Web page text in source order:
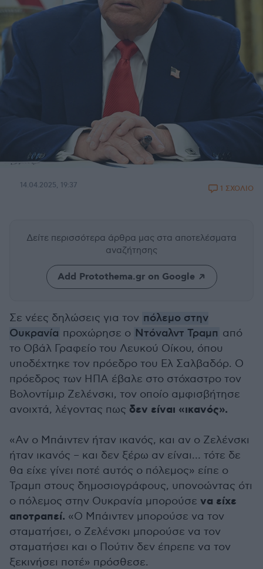
14.04.2025, 19:37 1 ΣΧΟΛΙΟ
Δείτε περισσότερα άρθρα μας στα αποτελέσματα
αναζήτησης
Add Protothema.gr on Google
Σε νέες δηλώσεις για τον πόλεμο στην
Ουκρανία προχώρησε ο Ντόναλντ Τραμπ από
το Οβάλ Γραφείο του Λευκού Οίκου, όπου
υποδέχτηκε τον πρόεδρο του Ελ Σαλβαδόρ. Ο
πρόεδρος των ΗΠΑ έβαλε στο στόχαστρο τον
Βολοντίμιρ Ζελένσκι, τον οποίο αμφισβήτησε
ανοιχτά, λέγοντας πως δεν είναι «ικανός».
«Αν ο Μπάιντεν ήταν ικανός, και αν ο Ζελένσκι
ήταν ικανός – και δεν ξέρω αν είναι… τότε δε
θα είχε γίνει ποτέ αυτός ο πόλεμος» είπε ο
Τραμπ στους δημοσιογράφους, υπονοώντας ότι
ο πόλεμος στην Ουκρανία μπορούσε να είχε
αποτραπεί. «Ο Μπάιντεν μπορούσε να τον
σταματήσει, ο Ζελένσκι μπορούσε να τον
σταματήσει και ο Πούτιν δεν έπρεπε να τον
ξεκινήσει ποτέ» πρόσθεσε.